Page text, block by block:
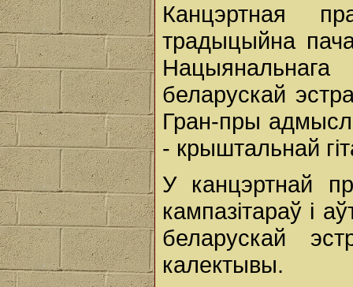
Канцэртная
традыцыйна
беларускай
Гран-пры
- крыштальнай
У канцэртнай
кампазітараў і
беларускай
калектывы.